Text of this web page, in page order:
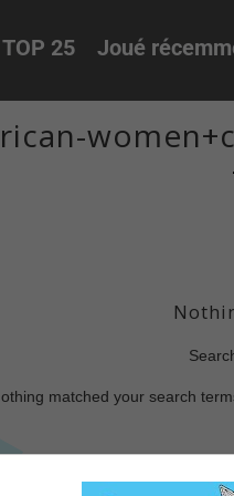
TOP 25 Joué
matched your search